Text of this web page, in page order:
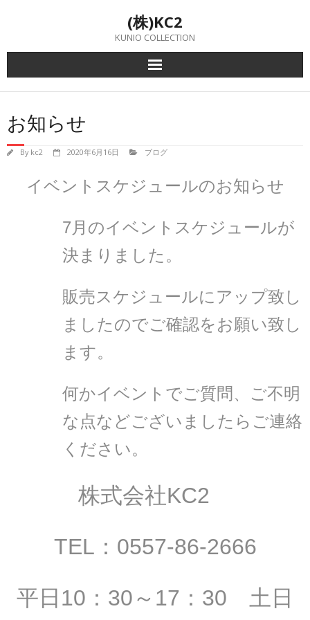
(株)KC2
KUNIO COLLECTION
お知らせ
By kc2 2020年6月16日 ブログ
イベントスケジュールのお知らせ
7月のイベントスケジュールが
決まりました。
販売スケジュールにアップ致し
ましたのでご確認をお願い致し
ます。
何かイベントでご質問、ご不明
な点などございましたらご連絡
ください。
株式会社KC2
TEL：0557-86-2666
平日10：30～17：30 土日